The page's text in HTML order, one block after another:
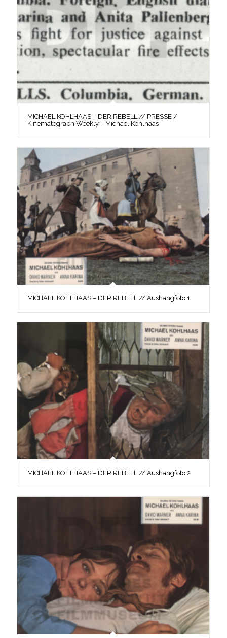
MICHAEL KOHLHAAS – DER REBELL // PRESSE /
Kinematograph Weekly – Michael Kohlhaas
MICHAEL KOHLHAAS – DER REBELL // Aushangfoto 1
MICHAEL KOHLHAAS – DER REBELL // Aushangfoto 2